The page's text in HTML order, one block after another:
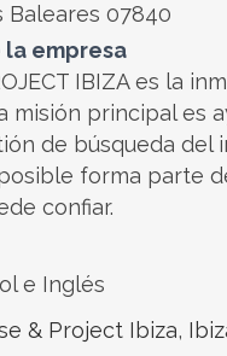
Baleares 07840
empresa
IBIZA es la
misión principal es
de búsqueda del
forma parte
confiar.
e Inglés
& Project Ibiza,